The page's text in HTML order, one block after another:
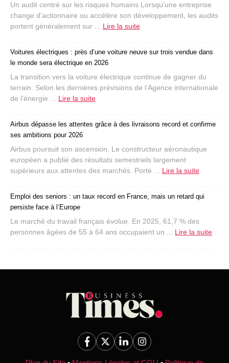
Un audit centré sur les risques humains Lorsqu’une entreprise
change d’actionnaire ou accélère son développement, les audits
portent généralement sur ... Lire la suite
Voitures électriques : près d’une voiture neuve sur trois vendue dans
le monde sera électrique en 2026
La transition vers la voiture électrique continue de gagner du
terrain. Selon les dernières prévisions de l’Agence internationale
de l’énergie ... Lire la suite
Airbus dépasse les attentes grâce à des livraisons record et confirme
ses ambitions pour 2026
Airbus poursuit son ascension. Le constructeur aéronautique
européen a publié des résultats semestriels largement
supérieurs aux attentes des marchés. Porté ... Lire la suite
Emploi des seniors : un taux record en France, mais un retard qui
persiste face à l’Europe
Le marché du travail français évolue. En 2025, 61,7 % des
personnes âgées de 55 à 64 ans occupaient un ... Lire la suite